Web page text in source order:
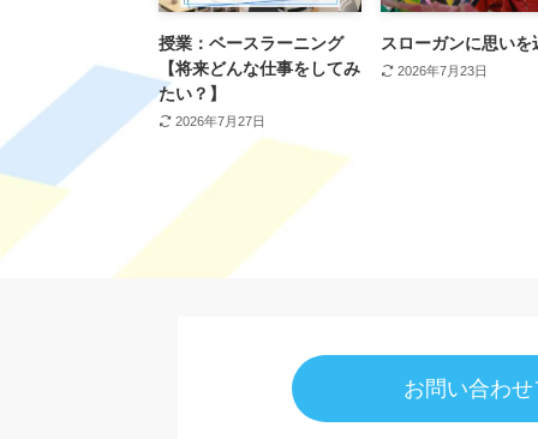
授業：ベースラーニング
【将来どんな仕事をしてみ
たい？】
2026年7月27日
スローガンに思いを
2026年7月23日
お問い合わ